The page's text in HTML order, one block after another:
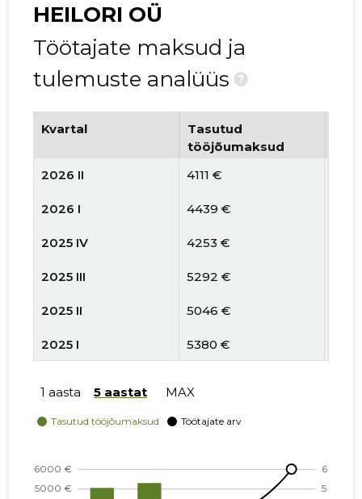
HEILORI OÜ
Töötajate maksud ja
tulemuste analüüs
?
Kvartal
Tasutud
tööjõumaksud
2026 II
4111 €
2026 I 4439 €
2025 IV 4253 €
2025 III 5292 €
2025 II 5046 €
2025 I 5380 €
1 aasta 5 aastat MAX